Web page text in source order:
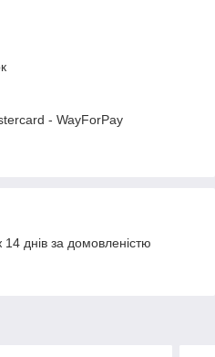
- WayForPay
днів за домовленістю